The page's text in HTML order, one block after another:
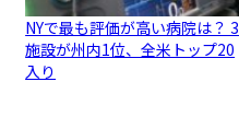
NYで最も評価が高い病院は？ 3
施設が州内1位、全米トップ20
入り